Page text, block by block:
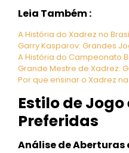
Leia Também :
A História do Xadrez no
Garry Kasparov: Grandes
A História do Campeonato
Grande Mestre de Xadrez:
Por que ensinar o Xadrez
Estilo de
Preferidas
Análise de Aberturas